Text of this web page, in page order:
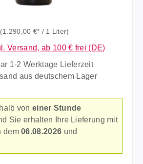
(1.290,00 €* / 1 Liter)
Versand, ab 100 € frei (DE)
1-2 Werktage Lieferzeit
aus deutschem Lager
von einer Stunde
Sie erhalten Ihre Lieferung mit
dem06.08.2026 und